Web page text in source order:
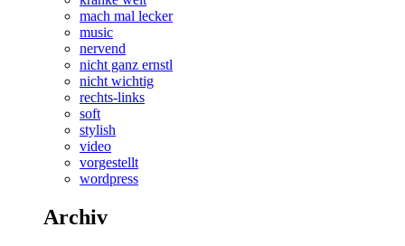
mach mal lecker
music
nervend
nicht ganz ernstl
nicht wichtig
rechts-links
soft
stylish
video
vorgestellt
wordpress
Archiv